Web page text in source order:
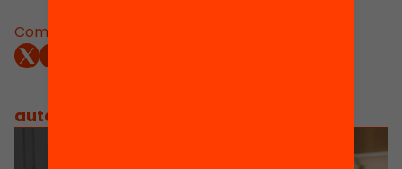
Comparteix:
autors